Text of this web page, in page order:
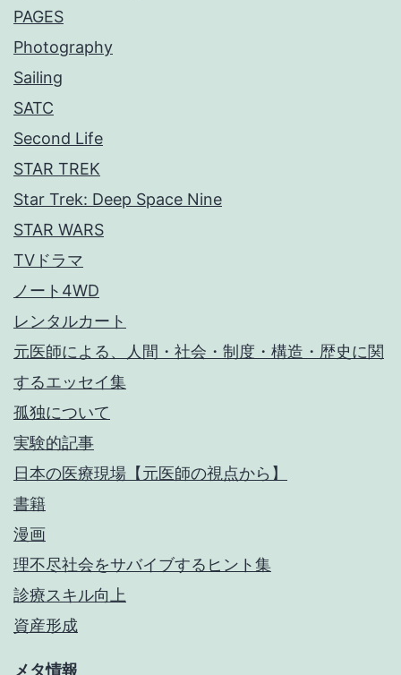
PAGES
Photography
Sailing
SATC
Second Life
STAR TREK
Star Trek: Deep Space Nine
STAR WARS
TVドラマ
ノート4WD
レンタルカート
元医師による、人間・社会・制度・構造・歴史に関
するエッセイ集
孤独について
実験的記事
日本の医療現場【元医師の視点から】
書籍
漫画
理不尽社会をサバイブするヒント集
診療スキル向上
資産形成
メタ情報